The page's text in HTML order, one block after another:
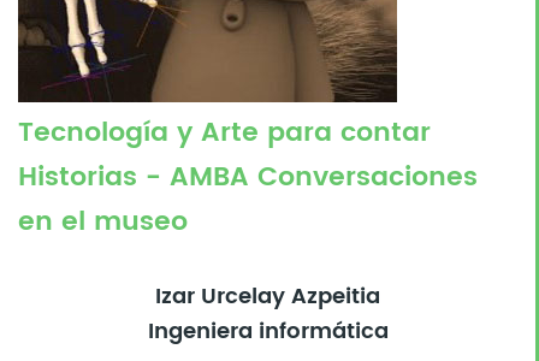
Tecnología y Arte para contar
Historias - AMBA Conversaciones
en el museo
Izar Urcelay Azpeitia
Ingeniera informática